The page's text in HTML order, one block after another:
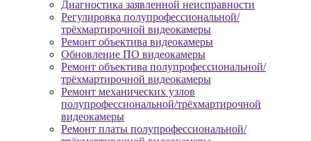
Диагностика заявленной неисправности
Регулировка полупрофессиональной/
трёхмартирочной видеокамеры
Ремонт объектива видеокамеры
Обновление ПО видеокамеры
Ремонт объектива полупрофессиональной/
трёхмартирочной видеокамеры
Ремонт механических узлов
полупрофессиональной/трёхмартирочной
видеокамеры
Ремонт платы полупрофессиональной/